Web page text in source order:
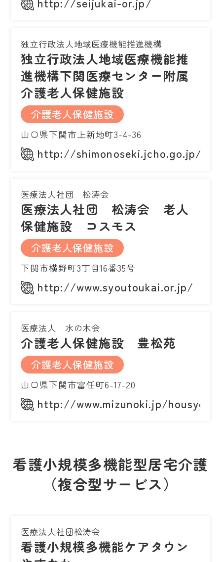
独立行政法人地域医療機能推進機構
独立行政法人地域医療機能推
進機構下関医療センター附属
介護老人保健施設
介護老人保健施設
山口県下関市上新地町3-4-36
http://shimonoseki.jcho.go.jp/
医療法人社団 松涛会
医療法人社団 松涛会 老人
保健施設 コスモス
介護老人保健施設
下関市横野町3丁目16番35号
http://www.syoutoukai.or.jp/
医療法人 水の木会
介護老人保健施設 豊松苑
介護老人保健施設
山口県下関市富任町6-17-20
http://www.mizunoki.jp/housyou/
看護小規模多機能型居宅介護
（複合型サービス）
医療法人社団松涛会
看護小規模多機能ケアタウン